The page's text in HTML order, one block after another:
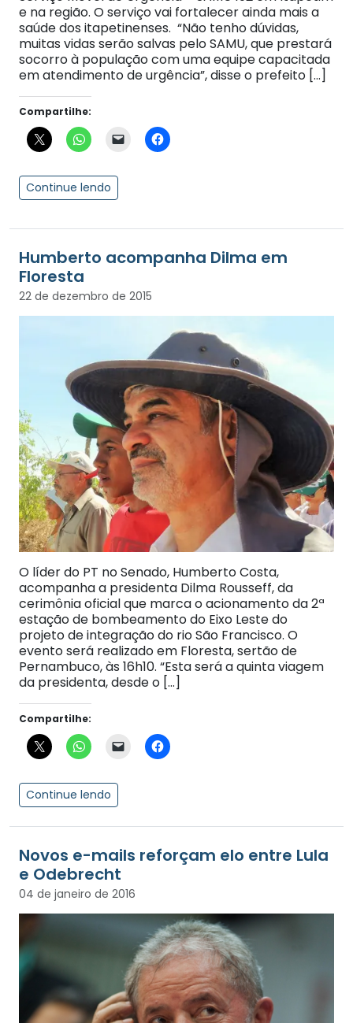
e na região. O serviço vai fortalecer ainda mais a
saúde dos itapetinenses. “Não tenho dúvidas,
muitas vidas serão salvas pelo SAMU, que prestará
socorro à população com uma equipe capacitada
em atendimento de urgência”, disse o prefeito […]
Compartilhe:
Continue lendo
Humberto acompanha Dilma em
Floresta
22 de dezembro de 2015
O líder do PT no Senado, Humberto Costa,
acompanha a presidenta Dilma Rousseff, da
cerimônia oficial que marca o acionamento da 2ª
estação de bombeamento do Eixo Leste do
projeto de integração do rio São Francisco. O
evento será realizado em Floresta, sertão de
Pernambuco, às 16h10. “Esta será a quinta viagem
da presidenta, desde o […]
Compartilhe:
Continue lendo
Novos e-mails reforçam elo entre Lula
e Odebrecht
04 de janeiro de 2016